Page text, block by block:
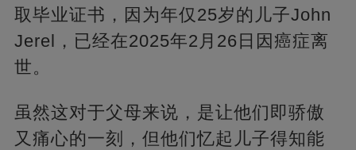
取毕业证书，因为年仅25岁的儿子John
Jerel，已经在2025年2月26日因癌症离
世。
虽然这对于父母来说，是让他们即骄傲
又痛心的一刻，但他们忆起儿子得知能